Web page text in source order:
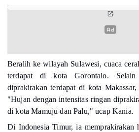
Beralih ke wilayah Sulawesi, cuaca
terdapat di kota Gorontalo.
diprakirakan terdapat di kota
"Hujan dengan intensitas ringan
di kota Mamuju dan Palu," ucap Kania.
Di Indonesia Timur, ia memprakirakan